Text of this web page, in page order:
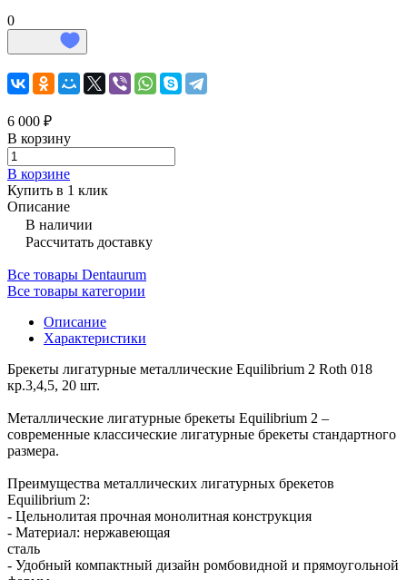
0
6 000 ₽
В корзину
В корзине
Купить в 1 клик
Описание
В наличии
Рассчитать доставку
Все товары Dentaurum
Все товары категории
Описание
Характеристики
Брекеты лигатурные металлические Equilibrium 2 Roth 018
кр.3,4,5, 20 шт.
Металлические лигатурные брекеты Equilibrium 2 –
современные классические лигатурные брекеты стандартного
размера.
Преимущества металлических лигатурных брекетов
Equilibrium 2:
- Цельнолитая прочная монолитная конструкция
- Материал: нержавеющая
сталь
- Удобный компактный дизайн ромбовидной и прямоугольной